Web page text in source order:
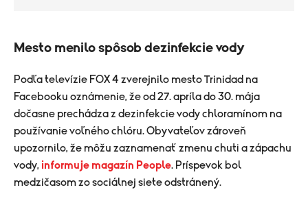
Mesto menilo spôsob dezinfekcie vody
Podľa televízie FOX 4 zverejnilo mesto Trinidad na
Facebooku oznámenie, že od 27. apríla do 30. mája
dočasne prechádza z dezinfekcie vody chloramínom na
používanie voľného chlóru. Obyvateľov zároveň
upozornilo, že môžu zaznamenať zmenu chuti a zápachu
vody, informuje magazín People. Príspevok bol
medzičasom zo sociálnej siete odstránený.